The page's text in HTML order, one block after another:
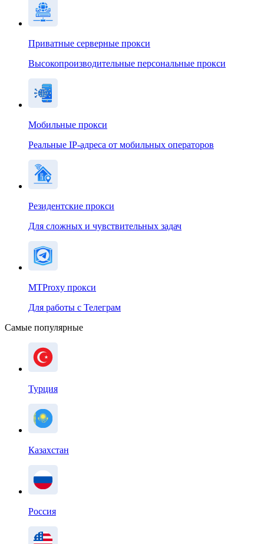
Приватные серверные прокси
Высокопроизводительные персональные прокси
Мобильные прокси
Реальные IP-адреса от мобильных операторов
Резидентские прокси
Для сложных и чувствительных задач
MTProxy прокси
Для работы с Телеграм
Самые популярные
Турция
Казахстан
Россия